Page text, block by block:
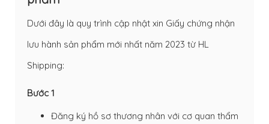
Dưới đây là quy trình cập nhật xin Giấy chứng nhận
lưu hành sản phẩm mới nhất năm 2023 từ HL
Shipping:
Bước 1
Đăng ký hồ sơ thương nhân với cơ quan thẩm